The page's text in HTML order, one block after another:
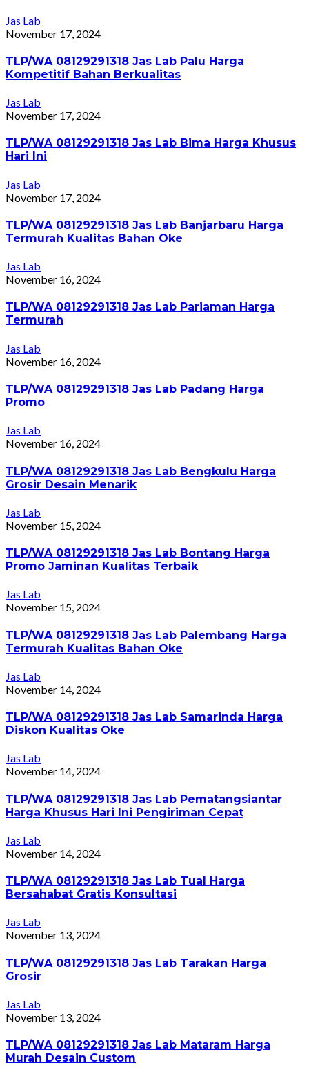
Jas Lab
November 17, 2024
TLP/WA 08129291318 Jas Lab Palu Harga
Kompetitif Bahan Berkualitas
Jas Lab
November 17, 2024
TLP/WA 08129291318 Jas Lab Bima Harga Khusus
Hari Ini
Jas Lab
November 17, 2024
TLP/WA 08129291318 Jas Lab Banjarbaru Harga
Termurah Kualitas Bahan Oke
Jas Lab
November 16, 2024
TLP/WA 08129291318 Jas Lab Pariaman Harga
Termurah
Jas Lab
November 16, 2024
TLP/WA 08129291318 Jas Lab Padang Harga
Promo
Jas Lab
November 16, 2024
TLP/WA 08129291318 Jas Lab Bengkulu Harga
Grosir Desain Menarik
Jas Lab
November 15, 2024
TLP/WA 08129291318 Jas Lab Bontang Harga
Promo Jaminan Kualitas Terbaik
Jas Lab
November 15, 2024
TLP/WA 08129291318 Jas Lab Palembang Harga
Termurah Kualitas Bahan Oke
Jas Lab
November 14, 2024
TLP/WA 08129291318 Jas Lab Samarinda Harga
Diskon Kualitas Oke
Jas Lab
November 14, 2024
TLP/WA 08129291318 Jas Lab Pematangsiantar
Harga Khusus Hari Ini Pengiriman Cepat
Jas Lab
November 14, 2024
TLP/WA 08129291318 Jas Lab Tual Harga
Bersahabat Gratis Konsultasi
Jas Lab
November 13, 2024
TLP/WA 08129291318 Jas Lab Tarakan Harga
Grosir
Jas Lab
November 13, 2024
TLP/WA 08129291318 Jas Lab Mataram Harga
Murah Desain Custom